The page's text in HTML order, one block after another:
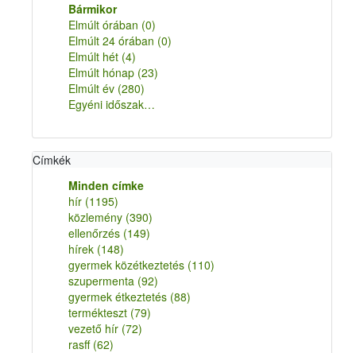
Bármikor
Elmúlt órában (0)
Elmúlt 24 órában (0)
Elmúlt hét (4)
Elmúlt hónap (23)
Elmúlt év (280)
Egyéni időszak…
Címkék
Minden címke
hír (1195)
közlemény (390)
ellenőrzés (149)
hírek (148)
gyermek közétkeztetés (110)
szupermenta (92)
gyermek étkeztetés (88)
termékteszt (79)
vezető hír (72)
rasff (62)